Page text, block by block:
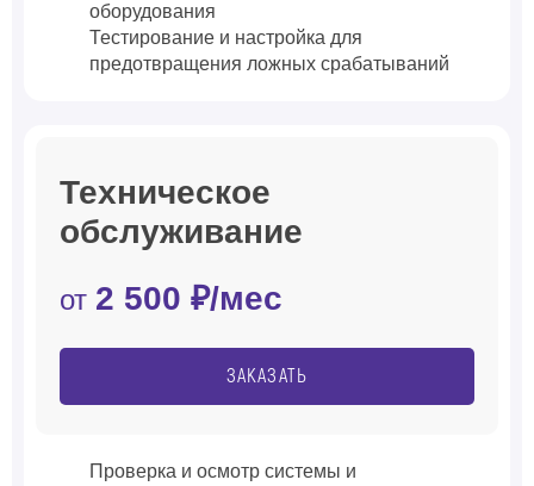
оборудования
Тестирование и настройка для
предотвращения ложных срабатываний
Техническое
обслуживание
от 2 500 ₽/мес
ЗАКАЗАТЬ
Проверка и осмотр системы и